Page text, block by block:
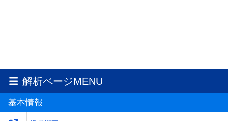
解析ページMENU
基本情報